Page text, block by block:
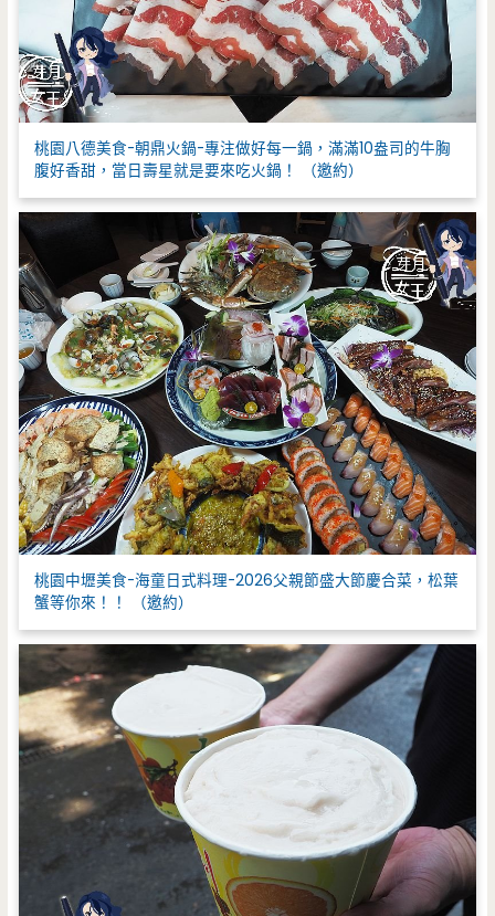
桃園八德美食-朝鼎火鍋-專注做好每一鍋，滿滿10盎司的牛胸
腹好香甜，當日壽星就是要來吃火鍋！ （邀約）
桃園中壢美食-海童日式料理-2026父親節盛大節慶合菜，松葉
蟹等你來！！ （邀約）